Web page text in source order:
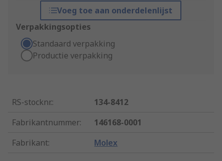
Voeg toe aan onderdelenlijst
Verpakkingsopties
Standaard verpakking
Productie verpakking
RS-stocknr.:
134-8412
Fabrikantnummer:
146168-0001
Fabrikant: Molex